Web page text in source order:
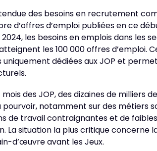
des besoins en recrutement
d’offres d’emploi publiées en ce
les besoins en emplois dans les
les 100 000 offres d’emploi.
uniquement dédiées aux JOP et
des JOP, des dizaines de milliers
notamment sur des métiers
de travail contraignantes et de
La situation la plus critique concerne
d’œuvre avant les Jeux.